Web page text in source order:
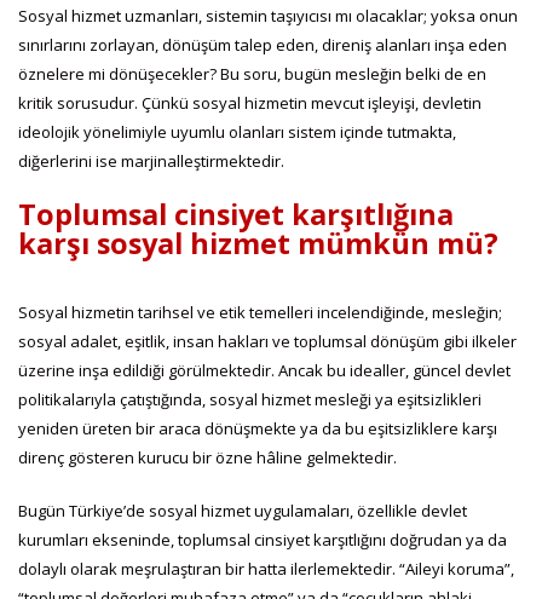
Sosyal hizmet uzmanları, sistemin taşıyıcısı mı olacaklar; yoksa onun
sınırlarını zorlayan, dönüşüm talep eden, direniş alanları inşa eden
öznelere mi dönüşecekler? Bu soru, bugün mesleğin belki de en
kritik sorusudur. Çünkü sosyal hizmetin mevcut işleyişi, devletin
ideolojik yönelimiyle uyumlu olanları sistem içinde tutmakta,
diğerlerini ise marjinalleştirmektedir.
Toplumsal cinsiyet karşıtlığına
karşı sosyal hizmet mümkün mü?
Sosyal hizmetin tarihsel ve etik temelleri incelendiğinde, mesleğin;
sosyal adalet, eşitlik, insan hakları ve toplumsal dönüşüm gibi ilkeler
üzerine inşa edildiği görülmektedir. Ancak bu idealler, güncel devlet
politikalarıyla çatıştığında, sosyal hizmet mesleği ya eşitsizlikleri
yeniden üreten bir araca dönüşmekte ya da bu eşitsizliklere karşı
direnç gösteren kurucu bir özne hâline gelmektedir.
Bugün Türkiye’de sosyal hizmet uygulamaları, özellikle devlet
kurumları ekseninde, toplumsal cinsiyet karşıtlığını doğrudan ya da
dolaylı olarak meşrulaştıran bir hatta ilerlemektedir. “Aileyi koruma”,